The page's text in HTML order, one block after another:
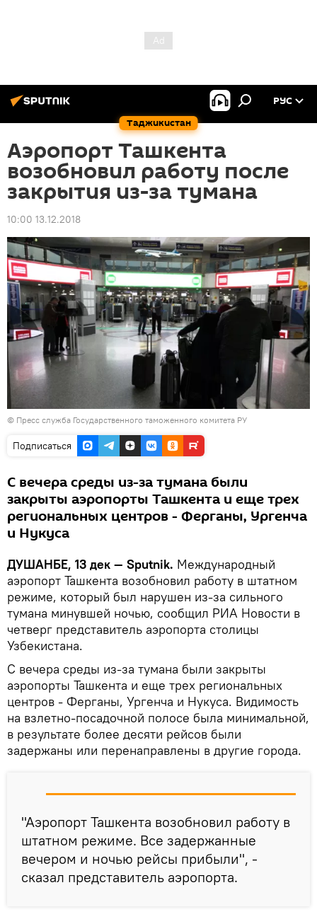
Таджикистан
РУС
Аэропорт Ташкента
возобновил работу после
закрытия из-за тумана
10:00 13.12.2018
© Пресс служба Государственного таможенного комитета РУ
Подписаться
С вечера среды из-за тумана были
закрыты аэропорты Ташкента и еще трех
региональных центров - Ферганы, Ургенча
и Нукуса
ДУШАНБЕ, 13 дек — Sputnik. Международный
аэропорт Ташкента возобновил работу в штатном
режиме, который был нарушен из-за сильного
тумана минувшей ночью, сообщил РИА Новости в
четверг представитель аэропорта столицы
Узбекистана.
С вечера среды из-за тумана были закрыты
аэропорты Ташкента и еще трех региональных
центров - Ферганы, Ургенча и Нукуса. Видимость
на взлетно-посадочной полосе была минимальной,
в результате более десяти рейсов были
задержаны или перенаправлены в другие города.
"Аэропорт Ташкента возобновил работу в
штатном режиме. Все задержанные
вечером и ночью рейсы прибыли", -
сказал представитель аэропорта.